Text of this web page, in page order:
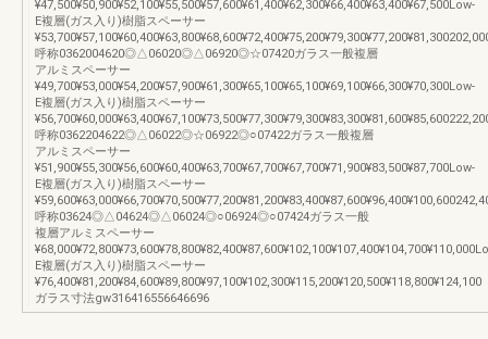
¥47,500¥50,900¥52,100¥55,500¥57,600¥61,400¥62,300¥66,400¥63,400¥67,500Low-
E複層(ガス入り)樹脂スペーサー
呼称0362004620◎△06020◎△06920◎☆07420ガラス一般複層
アルミスペーサー
¥49,700¥53,000¥54,200¥57,900¥61,300¥65,100¥65,100¥69,100¥66,300¥70,300Low-
E複層(ガス入り)樹脂スペーサー
呼称0362204622◎△06022◎☆06922◎○07422ガラス一般複層
アルミスペーサー
¥51,900¥55,300¥56,600¥60,400¥63,700¥67,700¥67,700¥71,900¥83,500¥87,700Low-
E複層(ガス入り)樹脂スペーサー
呼称03624◎△04624◎△06024◎○06924◎○07424ガラス一般
複層アルミスペーサー
E複層(ガス入り)樹脂スペーサー
¥76,400¥81,200¥84,600¥89,800¥97,100¥102,300¥115,200¥120,500¥118,800¥124,100
ガラス寸法gw316416556646696